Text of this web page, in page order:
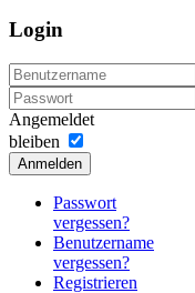
Login
Angemeldet
bleiben
Anmelden
Passwort
vergessen?
Benutzername
vergessen?
Registrieren